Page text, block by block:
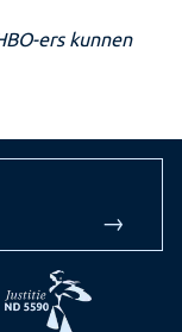
ers kunnen
→